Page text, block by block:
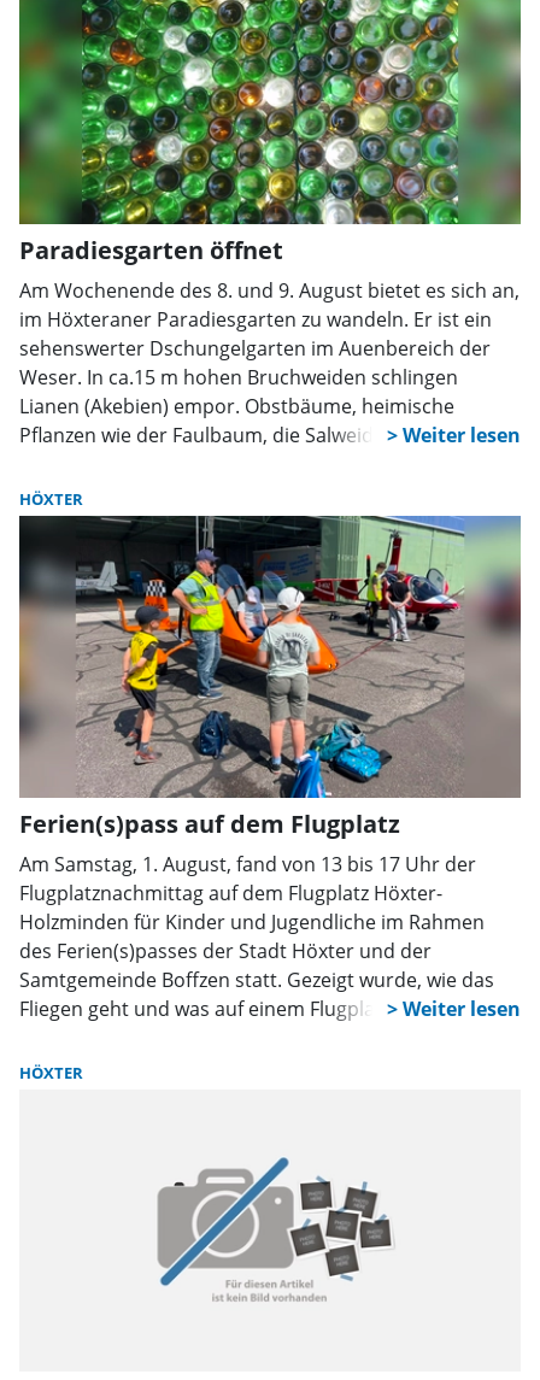
Paradiesgarten öffnet
Am Wochenende des 8. und 9. August bietet es sich an,
im Höxteraner Paradiesgarten zu wandeln. Er ist ein
sehenswerter Dschungelgarten im Auenbereich der
Weser. In ca.15 m hohen Bruchweiden schlingen
Lianen (Akebien) empor. Obstbäume, heimische
Pflanzen wie der Faulbaum, die Salweide oder die
exotische Pflanzen wie der Szechuan Pfefferstrauch,
der Gemüsebaum oder die Kastanienrose sind
miteinander verwoben. Es ist kein „aufgeräumter“
Garten und bietet dadurch vielfältige Lebensräume für
Insekten, Vögel und Säuger.
HÖXTER
Ferien(s)pass auf dem Flugplatz
Am Samstag, 1. August, fand von 13 bis 17 Uhr der
Flugplatznachmittag auf dem Flugplatz Höxter-
Holzminden für Kinder und Jugendliche im Rahmen
des Ferien(s)passes der Stadt Höxter und der
Samtgemeinde Boffzen statt. Gezeigt wurde, wie das
Fliegen geht und was auf einem Flugplatz abläuft. Eine
Funken, Wurfgleiterfliegen, am Flugsimulator zu
Tragschrauber direkt aus nächster Nähe anzusehen
und sich die Technik anschaulich erklären zu lassen.
Als Krönung gab es Rundflüge, bei denen alle 32
Teilnehmer bei sommerlichen Temperaturen einmal in
HÖXTER